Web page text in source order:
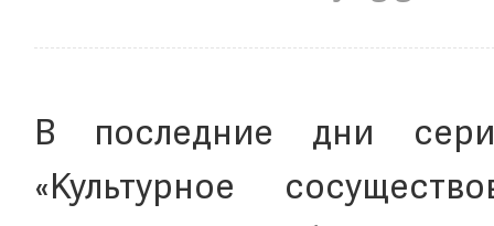
В последние дни
«Культурное